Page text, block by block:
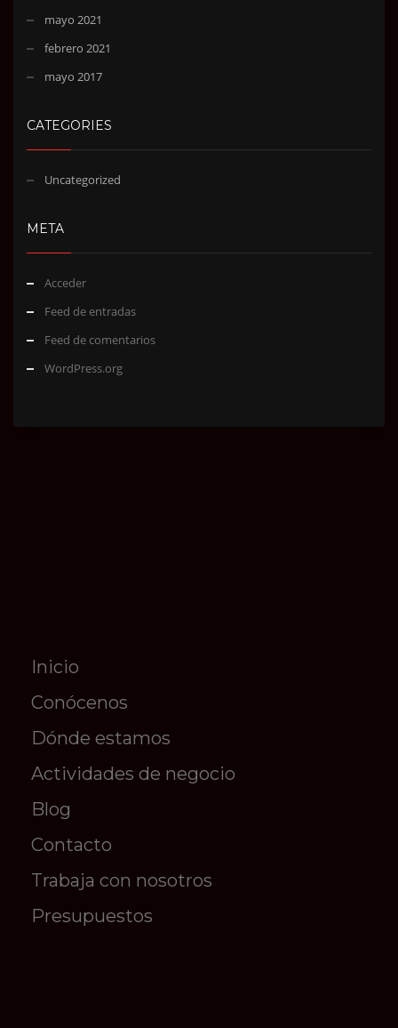
mayo 2021
febrero 2021
mayo 2017
CATEGORIES
Uncategorized
META
Acceder
Feed de entradas
Feed de comentarios
WordPress.org
Inicio
Conócenos
Dónde estamos
Actividades de negocio
Blog
Contacto
Trabaja con nosotros
Presupuestos